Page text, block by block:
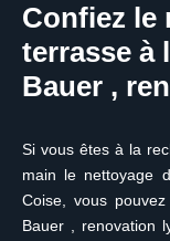
Confiez le
terrasse à
Bauer ,
Si vous êtes à la
main le nettoyage
Coise, vous
Bauer , renovation